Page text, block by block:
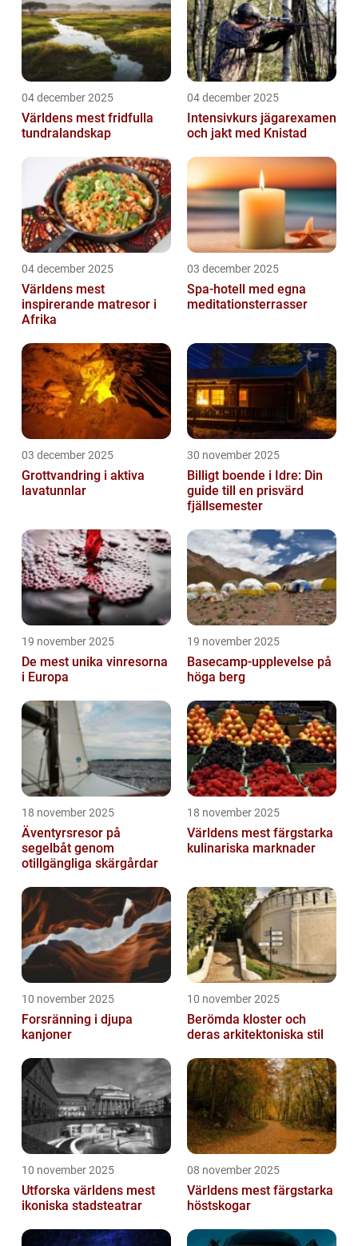
04 december 2025
Världens mest fridfulla
tundralandskap
04 december 2025
Intensivkurs jägarexamen
och jakt med Knistad
04 december 2025
Världens mest
inspirerande matresor i
Afrika
03 december 2025
Spa-hotell med egna
meditationsterrasser
03 december 2025
Grottvandring i aktiva
lavatunnlar
30 november 2025
Billigt boende i Idre: Din
guide till en prisvärd
fjällsemester
19 november 2025
De mest unika vinresorna
i Europa
19 november 2025
Basecamp-upplevelse på
höga berg
18 november 2025
Äventyrsresor på
segelbåt genom
otillgängliga skärgårdar
18 november 2025
Världens mest färgstarka
kulinariska marknader
10 november 2025
Forsränning i djupa
kanjoner
10 november 2025
Berömda kloster och
deras arkitektoniska stil
10 november 2025
Utforska världens mest
ikoniska stadsteatrar
08 november 2025
Världens mest färgstarka
höstskogar